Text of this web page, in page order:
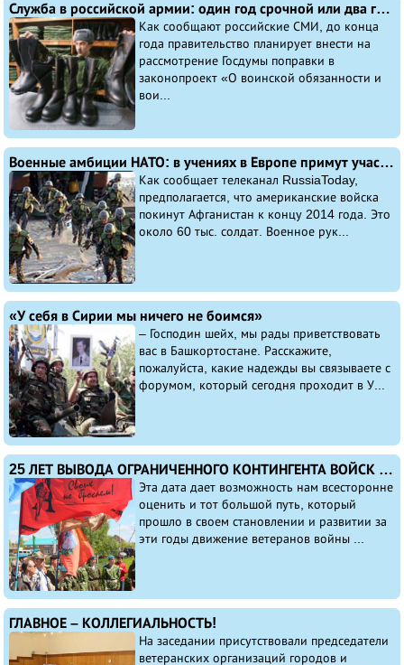
Служба в российской армии: один год срочной или два года по контракту
Как сообщают российские СМИ, до конца
года правительство планирует внести на
рассмотрение Госдумы поправки в
законопроект «О воинской обязанности и
вои...
Военные амбиции НАТО: в учениях в Европе примут участие около 40 тыс. военных
Как сообщает телеканал RussiaToday,
предполагается, что американские войска
покинут Афганистан к концу 2014 года. Это
около 60 тыс. солдат. Военное рук...
«У себя в Сирии мы ничего не боимся»
– Господин шейх, мы рады приветствовать
вас в Башкортостане. Расскажите,
пожалуйста, какие надежды вы связываете с
форумом, который сегодня проходит в У...
25 ЛЕТ ВЫВОДА ОГРАНИЧЕННОГО КОНТИНГЕНТА ВОЙСК ИЗ АФГАНИСТАНА
Эта дата дает возможность нам всесторонне
оценить и тот большой путь, который
прошло в своем становлении и развитии за
эти годы движение ветеранов войны ...
ГЛАВНОЕ – КОЛЛЕГИАЛЬНОСТЬ!
На заседании присутствовали председатели
ветеранских организаций городов и